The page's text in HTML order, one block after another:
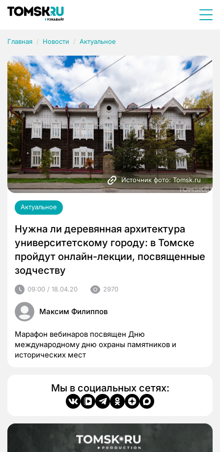
Главная Новости Актуальное
Источник фото: Tomsk.ru
Актуальное
Нужна ли деревянная архитектура
университетскому городу: в Томске
пройдут онлайн-лекции, посвященные
зодчеству
09:00 / 18.04.20 2970
Максим Филиппов
Марафон вебинаров посвящен Дню
международному дню охраны памятников и
исторических мест
Мы в социальных сетях: